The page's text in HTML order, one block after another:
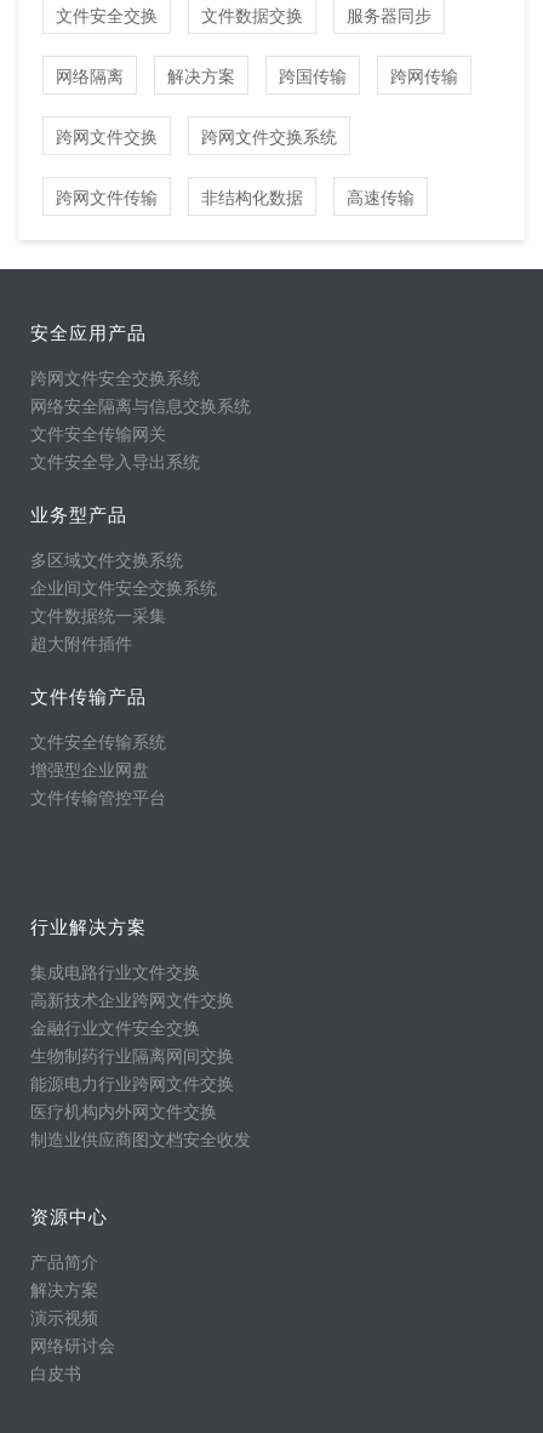
文件安全交换 文件数据交换 服务器同步
网络隔离 解决方案 跨国传输 跨网传输
跨网文件交换 跨网文件交换系统
跨网文件传输 非结构化数据 高速传输
安全应用产品
跨网文件安全交换系统
网络安全隔离与信息交换系统
文件安全传输网关
文件安全导入导出系统
业务型产品
多区域文件交换系统
企业间文件安全交换系统
文件数据统一采集
超大附件插件
文件传输产品
文件安全传输系统
增强型企业网盘
文件传输管控平台
行业解决方案
集成电路行业文件交换
高新技术企业跨网文件交换
金融行业文件安全交换
生物制药行业隔离网间交换
能源电力行业跨网文件交换
医疗机构内外网文件交换
制造业供应商图文档安全收发
资源中心
产品简介
解决方案
演示视频
网络研讨会
白皮书